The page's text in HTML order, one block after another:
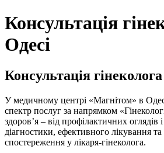
Консультація
Одесі
Консультація гінеколога
У медичному центрі «Магнітом» в
спектр послуг за напрямком
здоров’я – від профілактичних оглядів
діагностики, ефективного лікування
спостереження у лікаря-гінеколога.